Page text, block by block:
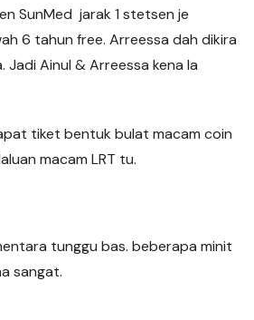
SunMed jarak 1 stetsen je
6 tahun free. Arreessa dah dikira
Jadi Ainul & Arreessa kena la
tiket bentuk bulat macam coin
macam LRT tu.
tunggu bas. beberapa minit
sangat.